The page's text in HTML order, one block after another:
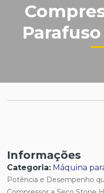
Informações
Categoria: Máquina
Potência e Desempenho